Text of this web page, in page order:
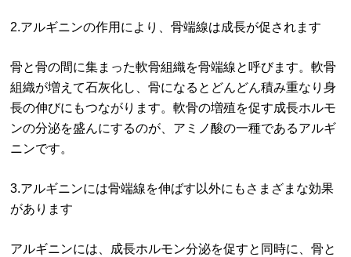
2.アルギニンの作用により、骨端線は成長が促されます
骨と骨の間に集まった軟骨組織を骨端線と呼びます。軟骨
組織が増えて石灰化し、骨になるとどんどん積み重なり身
長の伸びにもつながります。軟骨の増殖を促す成長ホルモ
ンの分泌を盛んにするのが、アミノ酸の一種であるアルギ
ニンです。
3.アルギニンには骨端線を伸ばす以外にもさまざまな効果
があります
アルギニンには、成長ホルモン分泌を促すと同時に、骨と